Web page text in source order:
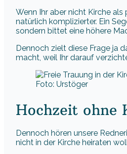
Wenn Ihr aber nicht Kirche
natürlich komplizierter. Ein
sondern bittet eine höhere
Dennoch zielt diese Frage ja
macht, weil Ihr darauf
Foto: Urstöger
Hochzeit ohne
Dennoch hören unsere
nicht in der Kirche heiraten